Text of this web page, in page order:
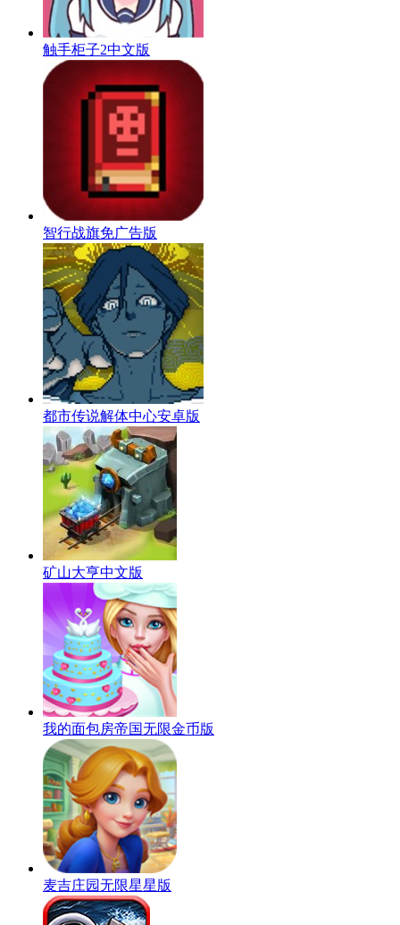
触手柜子2中文版
智行战旗免广告版
都市传说解体中心安卓版
矿山大亨中文版
我的面包房帝国无限金币版
麦吉庄园无限星星版